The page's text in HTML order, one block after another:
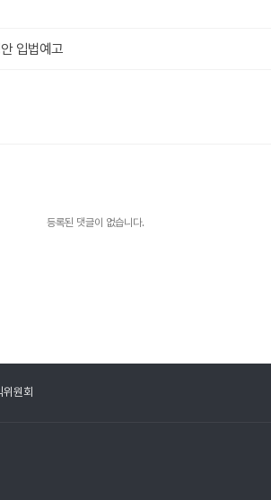
입법예고
등록된 댓글이 없습니다.
원회